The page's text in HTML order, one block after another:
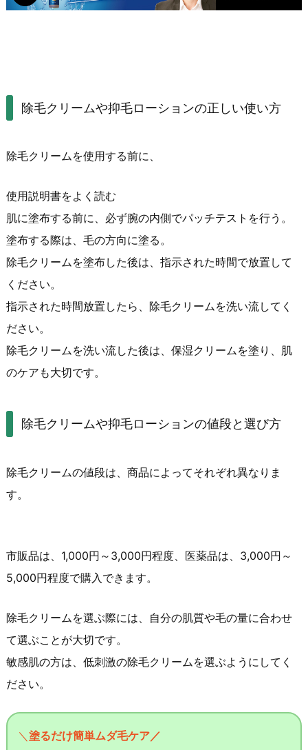
除毛クリームや抑毛ローションの正しい使い方
除毛クリームを使用する前に、
使用説明書をよく読む
肌に塗布する前に、必ず腕の内側でパッチテストを行う。
塗布する際は、毛の方向に塗る。
除毛クリームを塗布した後は、指示された時間で放置して
ください。
指示された時間放置したら、除毛クリームを洗い流してく
ださい。
除毛クリームを洗い流した後は、保湿クリームを塗り、肌
のケアも大切です。
除毛クリームや抑毛ローションの値段と選び方
除毛クリームの値段は、商品によってそれぞれ異なりま
す。
市販品は、1,000円～3,000円程度、医薬品は、3,000円～
5,000円程度で購入できます。
除毛クリームを選ぶ際には、自分の肌質や毛の量に合わせ
て選ぶことが大切です。
敏感肌の方は、低刺激の除毛クリームを選ぶようにしてく
ださい。
＼ 塗るだけ簡単ムダ毛ケア／